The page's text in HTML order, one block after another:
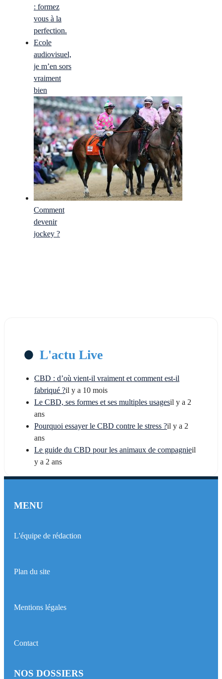
: formez
vous à la
perfection.
Ecole
audiovisuel,
je m’en sors
vraiment
bien
Comment
devenir
jockey ?
L'actu Live
CBD : d’où vient-il vraiment et comment est-il
fabriqué ?il y a 10 mois
Le CBD, ses formes et ses multiples usagesil y a 2
ans
Pourquoi essayer le CBD contre le stress ?il y a 2
ans
Le guide du CBD pour les animaux de compagnieil
y a 2 ans
MENU
L'équipe de rédaction
Plan du site
Mentions légales
Contact
NOS DOSSIERS